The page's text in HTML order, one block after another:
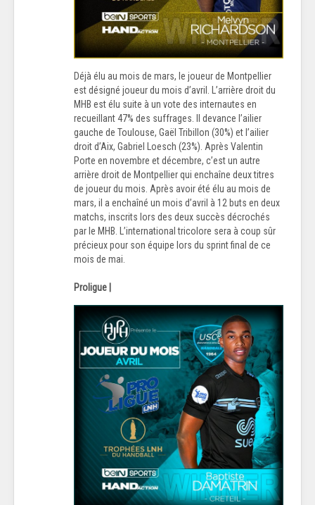
Déjà élu au mois de mars, le joueur de Montpellier
est désigné joueur du mois d’avril. L’arrière droit du
MHB est élu suite à un vote des internautes en
recueillant 47% des suffrages. Il devance l’ailier
gauche de Toulouse, Gaël Tribillon (30%) et l’ailier
droit d’Aix, Gabriel Loesch (23%). Après Valentin
Porte en novembre et décembre, c’est un autre
arrière droit de Montpellier qui enchaîne deux titres
de joueur du mois. Après avoir été élu au mois de
mars, il a enchaîné un mois d’avril à 12 buts en deux
matchs, inscrits lors des deux succès décrochés
par le MHB. L’international tricolore sera à coup sûr
précieux pour son équipe lors du sprint final de ce
mois de mai.
Proligue |